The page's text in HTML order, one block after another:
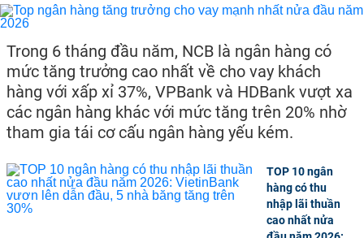
Trong 6 tháng đầu năm, NCB là ngân hàng có
mức tăng trưởng cao nhất về cho vay khách
hàng với xấp xỉ 37%, VPBank và HDBank vượt xa
các ngân hàng khác với mức tăng trên 20% nhờ
tham gia tái cơ cấu ngân hàng yếu kém.
TOP 10 ngân
hàng có thu
nhập lãi thuần
cao nhất nửa